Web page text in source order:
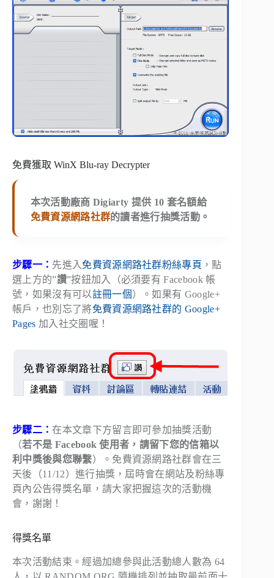
免費獲取 WinX Blu-ray Decrypter
本次活動廠商 Digiarty 提供 10 套名額給
免費資源網路社群的讀者進行抽獎活動。
步驟一： 先進入 免費資源網路社群粉絲專頁 ，點
選上方的”讚”按鈕加入（必須要有 Facebook 帳
號，如果沒有可以註冊一個）。如果有 Google+
帳戶，也別忘了將免費資源網路社群的 Google+
Pages 加入社交圈喔！
步驟二：在本文章下方留言即可參加抽獎活動
（若不是 Facebook 使用者，請留下您的信箱以
利中獎後與您聯繫）。免費資源網路社群會在三
天後（11/12）進行抽獎，屆時會在網站及粉絲專
頁內公告得獎名單，請大家把握這次的活動機
會，謝謝！
得獎名單
本次活動結束。經過加總參與此活動總人數為 64